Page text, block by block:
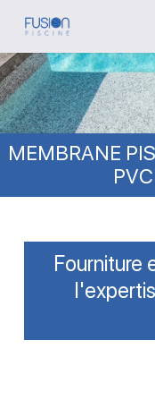
Skip
main
content
MEMBRANE
Fourniture